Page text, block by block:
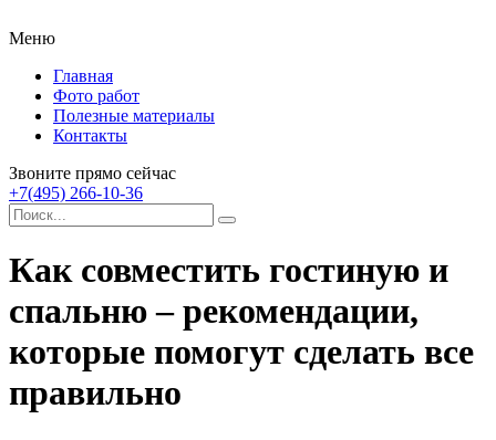
Меню
Главная
Фото работ
Полезные материалы
Контакты
Звоните прямо сейчас
+7(495) 266-10-36
Как совместить гостиную и
спальню – рекомендации,
которые помогут сделать все
правильно